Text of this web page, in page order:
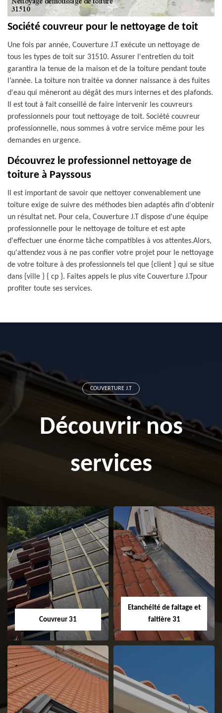
Société couvreur pour le nettoyage de toit
Une fois par année, Couverture J.T exécute un nettoyage de
tous les types de toit sur 31510. Assurer l'entretien du toit
garantira la tenue de la maison et de la toiture pendant toute
l’année. La toiture non traitée va donner naissance à des fuites
d'eau qui mèneront au dégât des murs internes et des plafonds.
Il est tout à fait conseillé de faire intervenir les couvreurs
professionnels pour tout nettoyage de toit. Société couvreur
professionnelle, nous sommes à votre service même pour les
demandes en urgence.
Découvrez le professionnel nettoyage de
toiture à Payssous
Il est important de savoir que nettoyer convenablement une
toiture exige de suivre des méthodes bien adaptés afin d'obtenir
un résultat net. Pour cela, Couverture J.T dispose d'une équipe
professionnelle pour le nettoyage de toiture et est apte
d'effectuer une énorme tâche compatibles à vos attentes.Alors,
qu'attendez vous à ne pas confier votre projet pour le nettoyage
de votre toiture à des professionnels tel que {client } qui se situe
dans {ville } { cp }. Faites appels le plus vite Couverture J.Tpour
profiter toute ses services.
COUVERTURE J.T
Découvrir nos
services
Couvreur 31
Couvreur 31
Etanchéité de faitage et
faitière 31
Etanchéité de
faitage et faitière